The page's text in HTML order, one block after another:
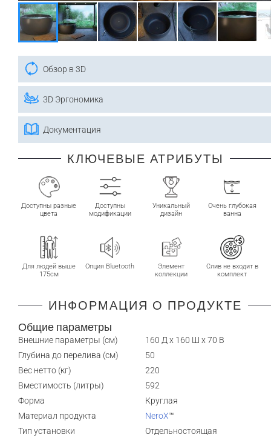
Обзор в 3D
3D Эргономика
Документация
КЛЮЧЕВЫЕ АТРИБУТЫ
Доступны разные
цвета
Доступны
модификации
Уникальный
дизайн
Очень глубокая
ванна
Для людей выше
175см
Опция Bluetooth
Элемент
коллекции
Слив не входит в
комплект
ИНФОРМАЦИЯ О ПРОДУКТЕ
Общие параметры
Внешние параметры (см)
160 Д x 160 Ш x 70 В
Глубина до перелива (см)
50
Вес нетто (кг)
220
Вместимость (литры)
592
Форма
Круглая
Материал продукта
NeroX™
Тип установки
Отдельностоящая